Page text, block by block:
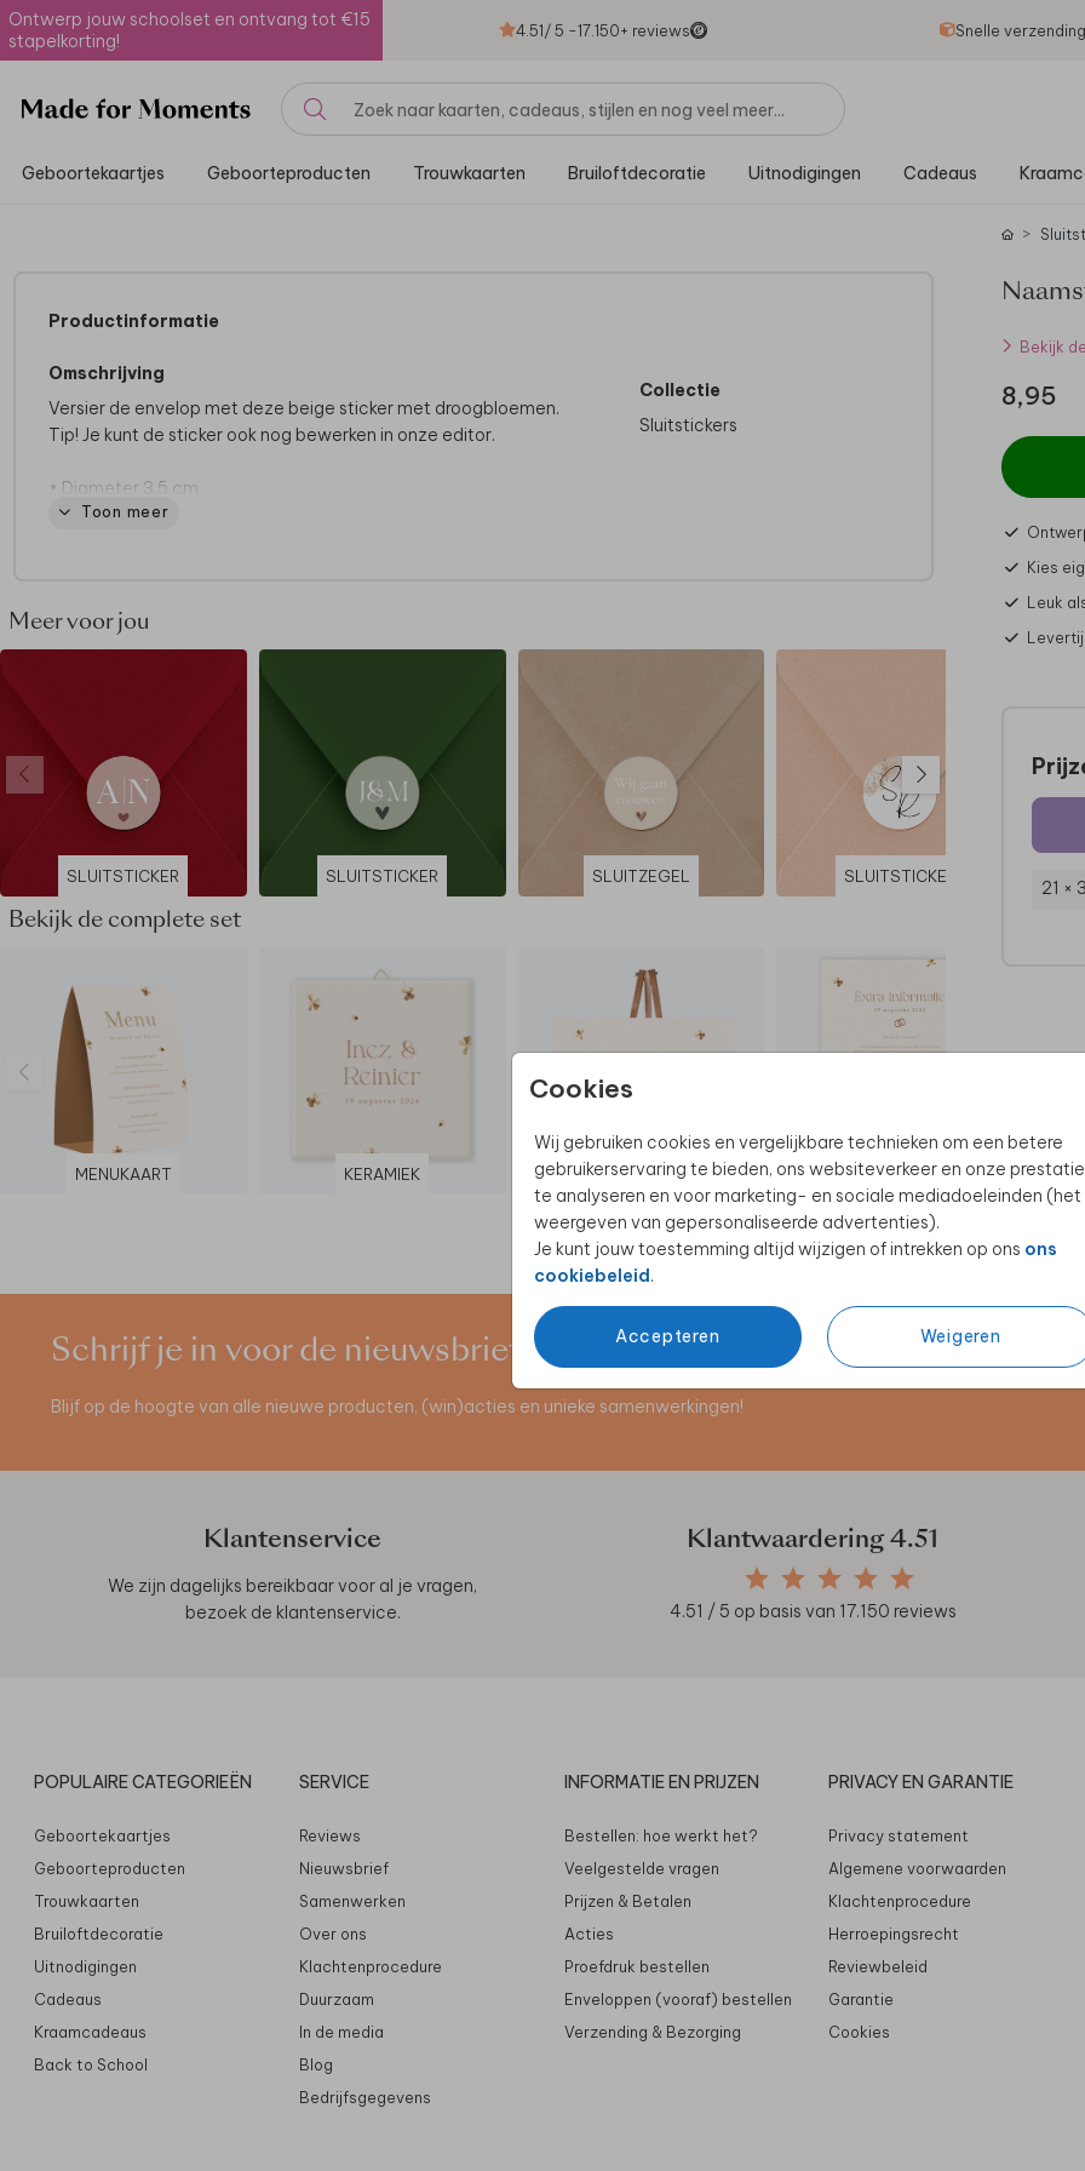
Ontwerp jouw schoolset en ontvang tot €15
stapelkorting!
4.51/ 5 -17.150+ reviews Snelle
Geboortekaartjes Geboorteproducten Trouwkaarten Bruiloftdecoratie Uitnodigingen Cadeaus
Cookies
Wij gebruiken cookies en vergelijkbare technieken om een betere
gebruikerservaring te bieden, ons websiteverkeer en onze
te analyseren en voor marketing- en sociale mediadoeleinden (het
weergeven van gepersonaliseerde advertenties).
Je kunt jouw toestemming altijd wijzigen of intrekken op ons ons
cookiebeleid.
Accepteren Weigeren
Productinformatie
Omschrijving
Versier de envelop met deze beige sticker met droogbloemen.
Tip! Je kunt de sticker ook nog bewerken in onze editor.
• Diameter 3,5 cm
• Op één vel zitten 25 stickers
winkelmandje.
Dit product maakt deel uit vaneen complete set in deze stijl.
Toon meer
Collectie
Sluitstickers
Meer voor jou
SLUITSTICKER SLUITSTICKER SLUITZEGEL SLUITSTICKER
Bekijk de complete set
MENUKAART KERAMIEK BRUILOFTSBORD CEREMONIEMEESTERBRIEF
Bekijk
8,95
Kies
Leuk
21 ×
Schrijf je in voor de nieuwsbrief
Blijf op de hoogte van alle nieuwe producten, (win)acties en unieke samenwerkingen!
Klantenservice
We zijn dagelijks bereikbaar voor al je vragen,
bezoek de klantenservice.
Klantwaardering4.51
4.51 / 5 op basis van 17.150 reviews
POPULAIRE CATEGORIEËN
Geboortekaartjes
Geboorteproducten
Trouwkaarten
Bruiloftdecoratie
Uitnodigingen
Cadeaus
Kraamcadeaus
Back to School
SERVICE
Reviews
Nieuwsbrief
Samenwerken
Over ons
Klachtenprocedure
Duurzaam
In de media
Blog
Bedrijfsgegevens
INFORMATIE EN PRIJZEN
Bestellen: hoe werkt het?
Veelgestelde vragen
Prijzen & Betalen
Acties
Proefdruk bestellen
Enveloppen (vooraf) bestellen
Verzending & Bezorging
PRIVACY EN GARANTIE
Privacy statement
Algemene voorwaarden
Klachtenprocedure
Herroepingsrecht
Reviewbeleid
Garantie
Cookies